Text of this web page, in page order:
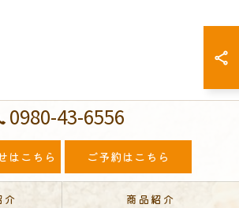
0980-43-6556
はこちら ご予約はこちら
介 商品紹介